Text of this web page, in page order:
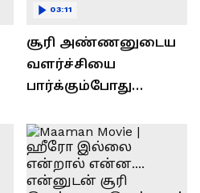
சூரி அண்ணனுடைய
வளர்ச்சியை
பார்க்கும்போது
இருக்கிறது !
லோகேஷ் கனகராஜ்
பேச்சு !
03:11